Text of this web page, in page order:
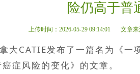
险仍高于普
上传时间：2026-05-29 09:14:01 文章
大CATIE发布了一篇名为《一
症风险的变化》的文章。